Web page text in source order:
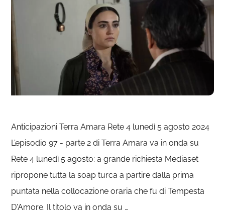
Anticipazioni Terra Amara Rete 4 lunedì 5 agosto 2024
L’episodio 97 - parte 2 di Terra Amara va in onda su
Rete 4 lunedì 5 agosto: a grande richiesta Mediaset
ripropone tutta la soap turca a partire dalla prima
puntata nella collocazione oraria che fu di Tempesta
D'Amore. Il titolo va in onda su …